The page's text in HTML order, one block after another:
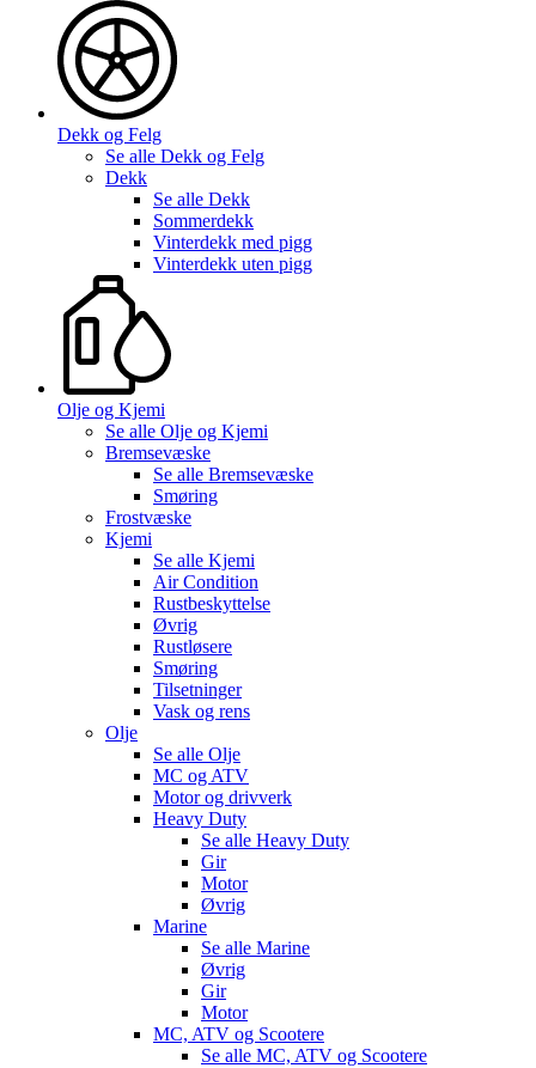
Dekk og Felg
Se alle Dekk og Felg
Dekk
Se alle Dekk
Sommerdekk
Vinterdekk med pigg
Vinterdekk uten pigg
Olje og Kjemi
Se alle Olje og Kjemi
Bremsevæske
Se alle Bremsevæske
Smøring
Frostvæske
Kjemi
Se alle Kjemi
Air Condition
Rustbeskyttelse
Øvrig
Rustløsere
Smøring
Tilsetninger
Vask og rens
Olje
Se alle Olje
MC og ATV
Motor og drivverk
Heavy Duty
Se alle Heavy Duty
Gir
Motor
Øvrig
Marine
Se alle Marine
Øvrig
Gir
Motor
MC, ATV og Scootere
Se alle MC, ATV og Scootere